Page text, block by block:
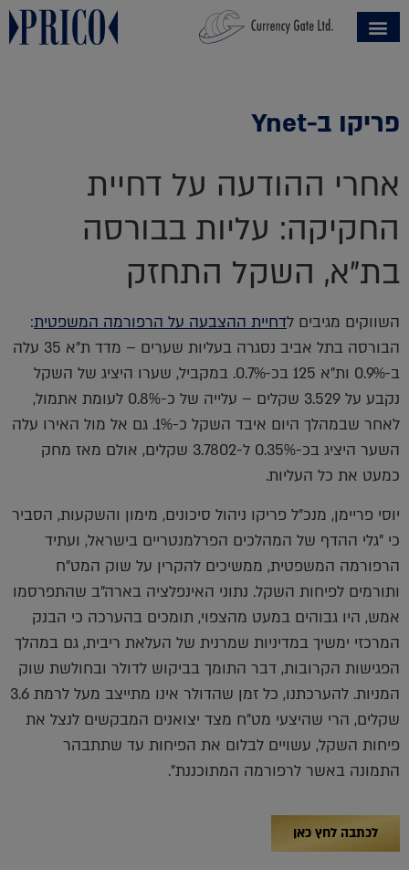
פריקו ב-Ynet
אחרי ההודעה על דחיית
החקיקה: עליות בבורסה
בת"א, השקל התחזק
השווקים מגיבים לדחיית ההצבעה על הרפורמה המשפטית:
הבורסה בתל אביב נסגרה בעליות שערים – מדד ת"א 35 עלה
ב-0.9% ות"א 125 בכ-0.7%. במקביל, שערו היציג של השקל
נקבע על 3.529 שקלים – עלייה של כ-0.8% לעומת אתמול,
לאחר שבמהלך היום איבד השקל כ-1%. גם אל מול האירו עלה
השער היציג בכ-0.35% ל-3.7802 שקלים, אולם מאז מחק
כמעט את כל העליות.
יוסי פריימן, מנכ"ל פריקו ניהול סיכונים, מימון והשקעות, הסביר
כי "גלי ההדף של המהלכים הפרלמנטריים בישראל, ועתיד
הרפורמה המשפטית, ממשיכים להקרין על שוק המט"ח
ותורמים לפיחות השקל. נתוני האינפלציה בארה"ב שהתפרסמו
אמש, היו גבוהים במעט מהצפוי, תומכים בהערכה כי הבנק
המרכזי ימשיך במדיניות שמרנית של העלאת ריבית, גם במהלך
הפגישות הקרובות, דבר התומך בביקוש לדולר ובחולשת שוק
המניות. להערכתנו, כל זמן שהדולר אינו מתייצב מעל לרמת 3.6
שקלים, הרי שהיצעי מט"ח מצד יצואנים המבקשים לנצל את
פיחות השקל, עשויים לבלום את הפיחות עד שתתבהר
התמונה באשר לרפורמה המתוכננת".
לכתבה לחץ כאן